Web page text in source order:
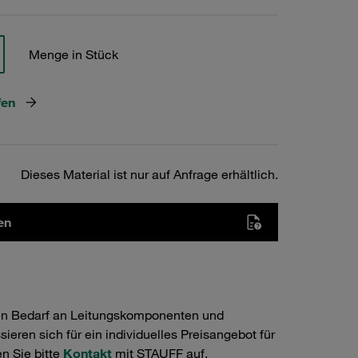
Menge in Stück
Dieses Material ist nur auf Anfrage erhältlich.
Bedarf an Leitungskomponenten und
sich für ein individuelles Preisangebot für
Sie bitte Kontakt mit STAUFF auf.